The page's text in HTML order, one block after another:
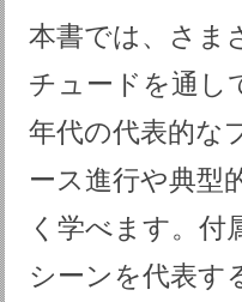
本書では、さま
チュードを通し
年代の代表的な
ース進行や典型
く学べます。付
シーンを代表す